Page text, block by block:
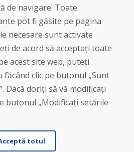
online
plată
schimb de mărfuri
datelor cu caracter personal
de navigare. Toate
pot fi găsite pe pagina
necesare sunt activate
de acord să acceptați toate
acest site web, puteți
făcând clic pe butonul „Sunt
Dacă doriți să vă modificați
butonul „Modificați setările
totul